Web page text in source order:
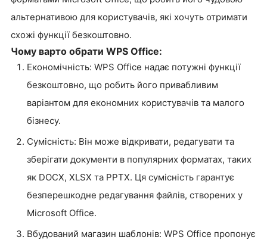
альтернативою для користувачів, які хочуть отримати
схожі функції безкоштовно.
Чому варто обрати WPS Office:
Економічність: WPS Office надає потужні функції
безкоштовно, що робить його привабливим
варіантом для економних користувачів та малого
бізнесу.
Сумісність: Він може відкривати, редагувати та
зберігати документи в популярних форматах, таких
як DOCX, XLSX та PPTX. Ця сумісність гарантує
безперешкодне редагування файлів, створених у
Microsoft Office.
Вбудований магазин шаблонів: WPS Office пропонує